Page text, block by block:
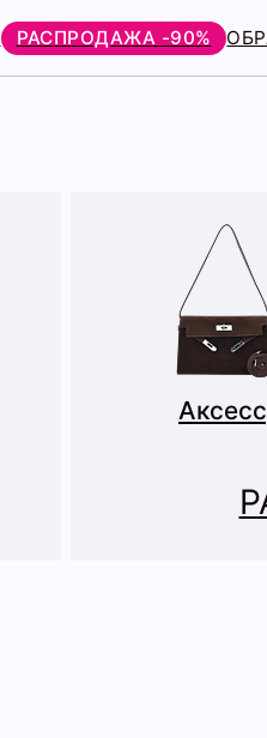
РАСПРОДАЖА -90%